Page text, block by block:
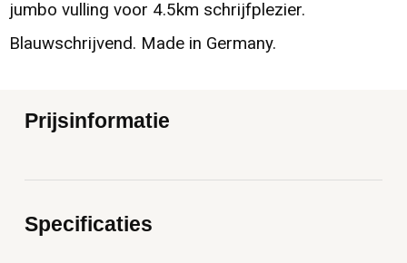
jumbo vulling voor 4.5km schrijfplezier.
Blauwschrijvend. Made in Germany.
Prijsinformatie
Specificaties